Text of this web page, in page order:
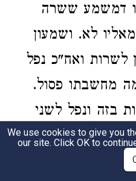
דמשמע ששרה
לא. ושמעון
לשרות ואח"כ נפל
מחשבתו פסול.
בזה ונפל לשני
באלו המים)
בס"ד:
We use cookies to give you
our site. Click OK to